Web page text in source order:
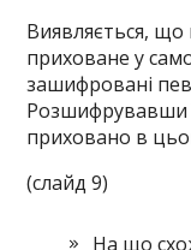
Виявляється, що
приховане у
зашифровані
Розшифрувавши
приховано в
(слайд 9)
На що